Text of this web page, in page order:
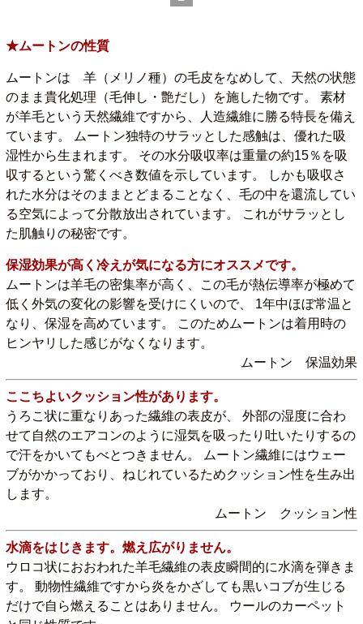
★ムートンの性質
ムートンは 羊（メリノ種）の毛皮をなめして、天然の状態
のまま貴化処理（毛伸し・艶だし）を施した物です。 素材
が羊毛という天然繊維ですから、人造繊維に勝る特長を備え
ています。 ムートン独特のサラッとした感触は、優れた吸
湿性から生まれます。 その水分吸収率は重量の約15％を吸
収するという驚くべき数値を示しています。 しかも吸収さ
れた水分はそのままとどまることなく、毛の中を還流してい
る空気によって分散放出されています。 これがサラッとし
た肌触りの秘密です。
保湿効果が高く冷えが気になる方にオススメです。
ムートンは羊毛の密集率が高く、この毛が熱伝導率が極めて
低く外気の変化の影響を受けにくいので、 1年中ほぼ常温と
なり、保湿を高めています。 このためムートンは着用時の
ヒンヤリした感じがなくなります。
ムートン 保温効果
ここちよいクッション性があります。
うろこ状に重なりあった繊維の表皮が、 外部の湿度に合わ
せて自然のエアコンのように湿気を吸ったり吐いたりするの
で汗をかいてもべとつきません。 ムートン繊維にはウェー
ブがかかっており、ねじれているためクッション性を生み出
します。
ムートン クッション性
水滴をはじきます。燃え広がりません。
ウロコ状におおわれた羊毛繊維の表皮瞬間的に水滴を弾きま
す。 動物性繊維ですから炎をかざしても黒いコブが生じる
だけで自ら燃えることはありません。 ウールのカーペット